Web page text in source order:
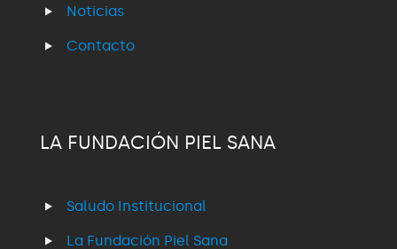
Noticias
Contacto
LA FUNDACIÓN PIEL SANA
Saludo Institucional
La Fundación Piel Sana